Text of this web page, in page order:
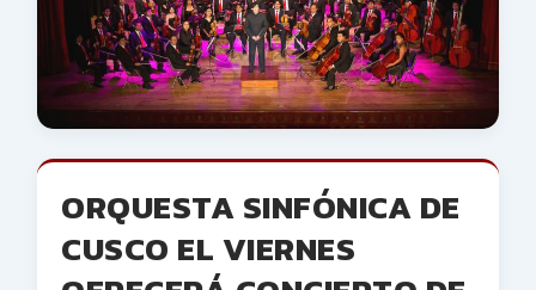
ORQUESTA SINFÓNICA DE
CUSCO EL VIERNES